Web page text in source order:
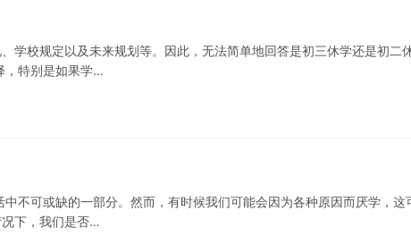
学校规定以及未来规划等。因此，无法简单地回答是初三休学还是初二
，特别是如果学…
不可或缺的一部分。然而，有时候我们可能会因为各种原因而厌学，这
下，我们是否…